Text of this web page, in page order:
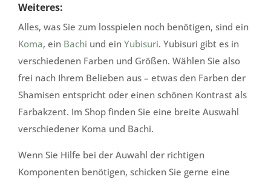
Weiteres:
Alles, was Sie zum losspielen noch benötigen, sind ein
Koma, ein Bachi und ein Yubisuri. Yubisuri gibt es in
verschiedenen Farben und Größen. Wählen Sie also
frei nach Ihrem Belieben aus – etwas den Farben der
Shamisen entspricht oder einen schönen Kontrast als
Farbakzent. Im Shop finden Sie eine breite Auswahl
verschiedener Koma und Bachi.
Wenn Sie Hilfe bei der Auwahl der richtigen
Komponenten benötigen, schicken Sie gerne eine